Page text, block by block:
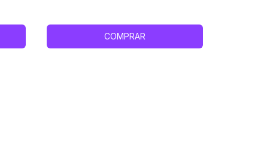
COMPRAR